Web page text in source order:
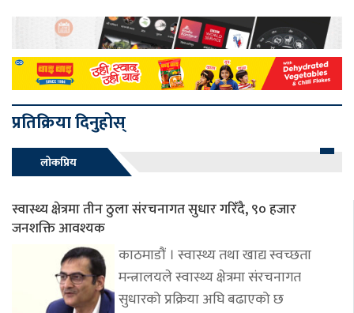
प्रतिक्रिया दिनुहोस्
लोकप्रिय
स्वास्थ्य क्षेत्रमा तीन ठुला संरचनागत सुधार गरिँदै, ९० हजार
जनशक्ति आवश्यक
काठमाडौं । स्वास्थ्य तथा खाद्य स्वच्छता
मन्त्रालयले स्वास्थ्य क्षेत्रमा संरचनागत
सुधारको प्रक्रिया अघि बढाएको छ